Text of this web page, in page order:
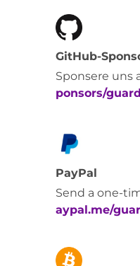
GitHub-
Sponsere uns
ponsors/
PayPal
Send a one-
aypal.me/